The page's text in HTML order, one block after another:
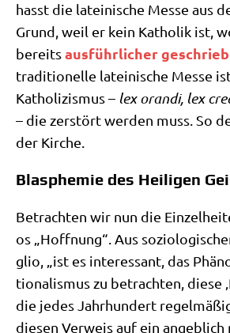
hasst die latei­ni­sche Mes­se aus
Grund, weil er kein Katho­lik ist,
bereitsaus­führ­li­cher
tra­di­tio­nel­le latei­ni­sche Mes­se
Katho­li­zis­mus – lex oran­di, lex
– die zer­stört wer­den muss. So
der Kirche.
Blasphemie des Heiligen
Betrach­ten wir nun die
os „Hoff­nung“. Aus
glio, „ist es inter­es­sant, das
tio­na­lis­mus zu betrach­ten, die­se
die jedes Jahr­hun­dert
die­sen Ver­weis auf ein